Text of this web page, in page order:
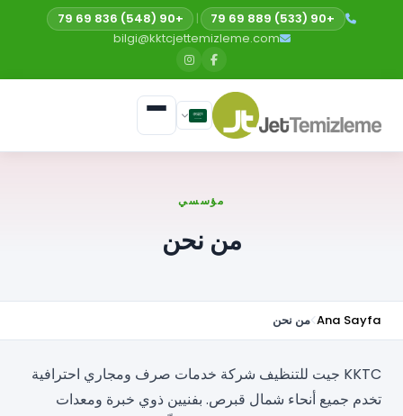
+90 (533) 889 69 79
|
+90 (548) 836 69 79
bilgi@kktcjettemizleme.com
مؤسسي
من نحن
Ana Sayfa من نحن
KKTC جيت للتنظيف شركة خدمات صرف ومجاري احترافية
تخدم جميع أنحاء شمال قبرص. بفنيين ذوي خبرة ومعدات